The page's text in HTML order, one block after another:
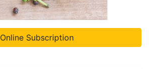
Online Subscription